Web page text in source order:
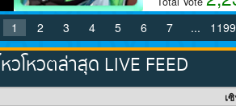
1 2 3 4 5 6 7 ... 1199
วโหวตล่าสุด LIVE FEED
เ